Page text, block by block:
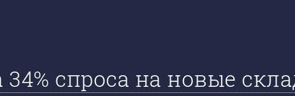
34% спроса на новые